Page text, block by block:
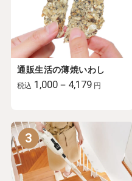
通販生活の薄焼いわし
税込 1,000－4,179 円
3